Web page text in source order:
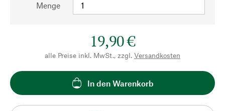
Menge
19,90 €
alle Preise inkl. MwSt., zzgl. Versandkosten
In den Warenkorb